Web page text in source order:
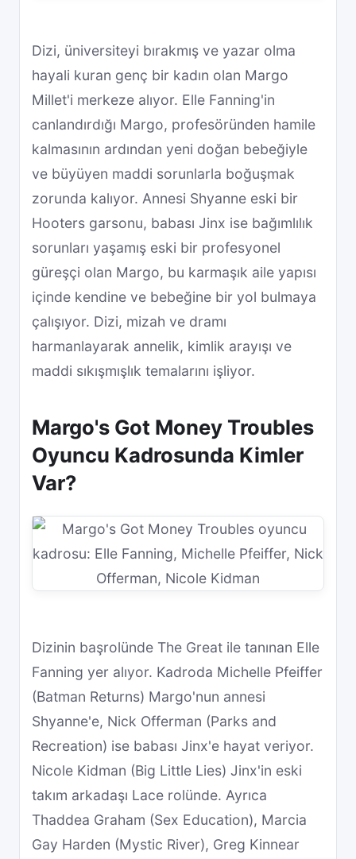
Dizi, üniversiteyi bırakmış ve yazar olma
hayali kuran genç bir kadın olan Margo
Millet'i merkeze alıyor. Elle Fanning'in
canlandırdığı Margo, profesöründen hamile
kalmasının ardından yeni doğan bebeğiyle
ve büyüyen maddi sorunlarla boğuşmak
zorunda kalıyor. Annesi Shyanne eski bir
Hooters garsonu, babası Jinx ise bağımlılık
sorunları yaşamış eski bir profesyonel
güreşçi olan Margo, bu karmaşık aile yapısı
içinde kendine ve bebeğine bir yol bulmaya
çalışıyor. Dizi, mizah ve dramı
harmanlayarak annelik, kimlik arayışı ve
maddi sıkışmışlık temalarını işliyor.
Margo's Got Money Troubles
Oyuncu Kadrosunda Kimler
Var?
Dizinin başrolünde The Great ile tanınan Elle
Fanning yer alıyor. Kadroda Michelle Pfeiffer
(Batman Returns) Margo'nun annesi
Shyanne'e, Nick Offerman (Parks and
Recreation) ise babası Jinx'e hayat veriyor.
Nicole Kidman (Big Little Lies) Jinx'in eski
takım arkadaşı Lace rolünde. Ayrıca
Thaddea Graham (Sex Education), Marcia
Gay Harden (Mystic River), Greg Kinnear